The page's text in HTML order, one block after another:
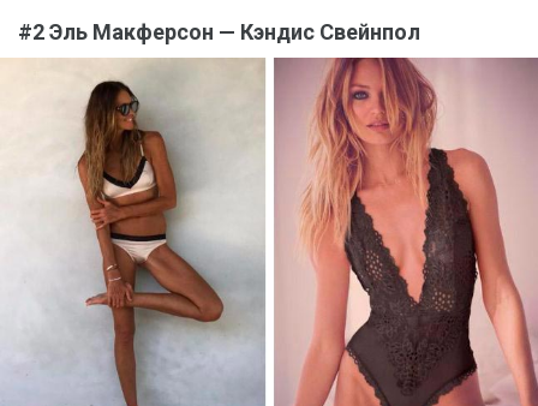
#2 Эль Макферсон — Кэндис Свейнпол